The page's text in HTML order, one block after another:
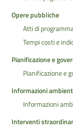
Opere pubbliche
Atti di
Tempi costi e
Pianificazione e
Pianificazione e
Informazioni
Informazioni
Interventi